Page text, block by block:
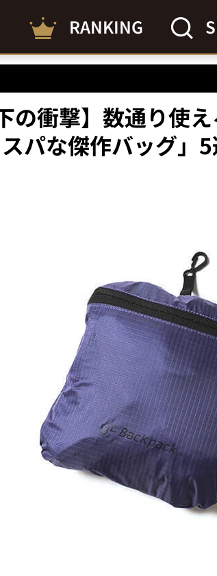
RANKING
の衝撃】数通り使
パな傑作バッグ」